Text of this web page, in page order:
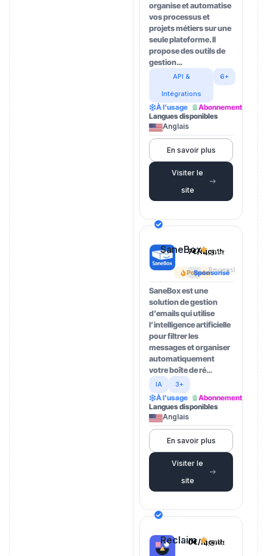
organise et automatise
vos processus et
projets métiers sur une
seule plateforme. Il
propose des outils de
gestion…
API &
Intégrations
6+
À l’usage
Abonnement
Langues disponibles
Anglais
En savoir plus
Visiter le
site
SaneBox
Popular
Sponsorisé
7€/month
4.5(202
Reviews)
SaneBox est une
solution de gestion
d’emails qui utilise
l’intelligence artificielle
pour filtrer les
messages et organiser
automatiquement
votre boîte de ré…
IA 3+
À l’usage
Abonnement
Langues disponibles
Anglais
En savoir plus
Visiter le
site
Reclaim0€/month
4.5(202